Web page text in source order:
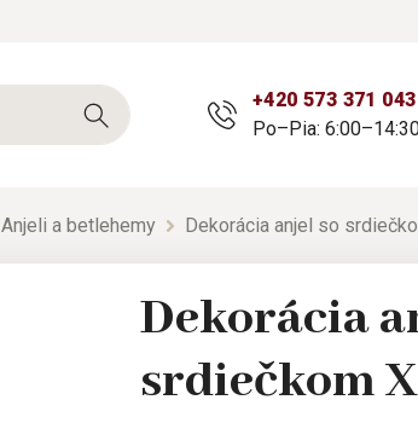
+420 573 371 043
Po–Pia:
Anjeli a betlehemy Dekorácia anjel so
Dekorácia
srdiečkom